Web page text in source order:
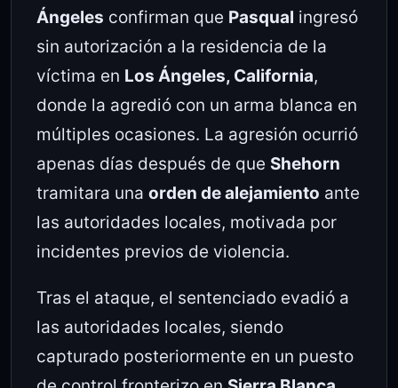
Ángeles confirman que Pasqual ingresó
sin autorización a la residencia de la
víctima en Los Ángeles, California,
donde la agredió con un arma blanca en
múltiples ocasiones. La agresión ocurrió
apenas días después de que Shehorn
tramitara una orden de alejamiento ante
las autoridades locales, motivada por
incidentes previos de violencia.
Tras el ataque, el sentenciado evadió a
las autoridades locales, siendo
capturado posteriormente en un puesto